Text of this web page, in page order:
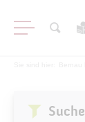
Suche